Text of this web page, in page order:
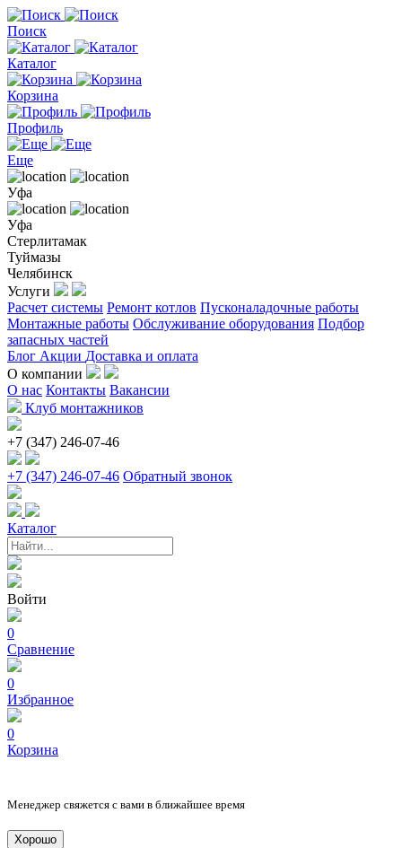
Поиск
Каталог
Корзина
Профиль
Еще
Уфа
Уфа
Стерлитамак
Туймазы
Челябинск
Услуги
Расчет системы Ремонт котлов Пусконаладочные работы
Монтажные работы Обслуживание оборудования Подбор
запасных частей
Блог Акции Доставка и оплата
О компании
О нас Контакты Вакансии
Клуб монтажников
+7 (347) 246-07-46
+7 (347) 246-07-46 Обратный звонок
Каталог
Войти
0
Сравнение
0
Избранное
0
Корзина
Менеджер свяжется с вами в ближайшее время
Хорошо